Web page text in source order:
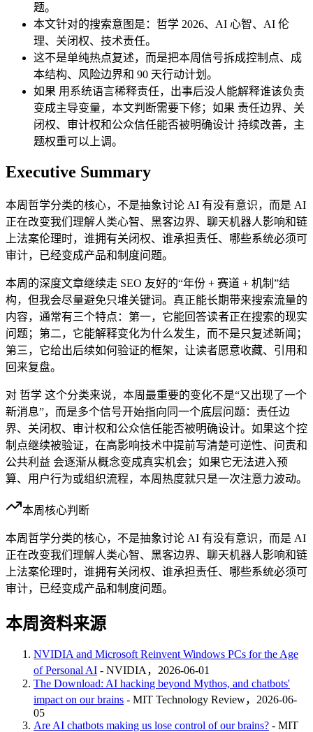
题。
本文针对的搜索意图是：哲学 2026、AI 心智、AI 伦
理、关闭权、技术责任。
这不是单纯热点复述，而是把本周信号拆成控制点、成
本结构、风险边界和 90 天行动计划。
如果 用系统语言稀释责任，出事后没人能解释谁该负责
变成主导变量，本文判断需要下修；如果 责任边界、关
闭权、审计权和公众信任能否被明确设计 持续改善，主
题权重可以上调。
Executive Summary
本周哲学分类的核心，不是抽象讨论 AI 有没有意识，而是 AI
正在改变我们理解人类心智、黑客边界、聊天机器人影响和链
上法案伦理时，谁拥有关闭权、谁承担责任、哪些系统必须可
审计，已经变成产品和制度问题。
本周的深度文章继续走 SEO 友好的“年份 + 赛道 + 机制”结
构，但我会尽量避免只堆关键词。真正能长期带来搜索流量的
内容，通常有三个特点：第一，它能回答读者正在搜索的现实
问题；第二，它能解释变化为什么发生，而不是只复述新闻；
第三，它给出后续如何验证的框架，让读者愿意收藏、引用和
回来复盘。
对 哲学 这个分类来说，本周最重要的变化不是“又出现了一个
新消息”，而是多个信号开始指向同一个底层问题：责任边
界、关闭权、审计权和公众信任能否被明确设计。如果这个控
制点继续被验证，在高影响技术中提前写清楚可逆性、问责和
公共利益 会逐渐从概念变成真实机会；如果它无法进入预
算、用户行为或组织流程，本周热度就只是一次注意力波动。
本周核心判断
本周哲学分类的核心，不是抽象讨论 AI 有没有意识，而是 AI
正在改变我们理解人类心智、黑客边界、聊天机器人影响和链
上法案伦理时，谁拥有关闭权、谁承担责任、哪些系统必须可
审计，已经变成产品和制度问题。
本周资料来源
NVIDIA and Microsoft Reinvent Windows PCs for the Age
of Personal AI - NVIDIA，2026-06-01
The Download: AI hacking beyond Mythos, and chatbots'
impact on our brains - MIT Technology Review，2026-06-
05
Are AI chatbots making us lose control of our brains? - MIT